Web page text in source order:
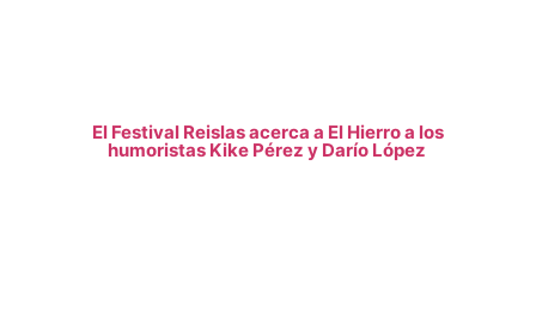
El Festival Reislas acerca a El Hierro a los
humoristas Kike Pérez y Darío López